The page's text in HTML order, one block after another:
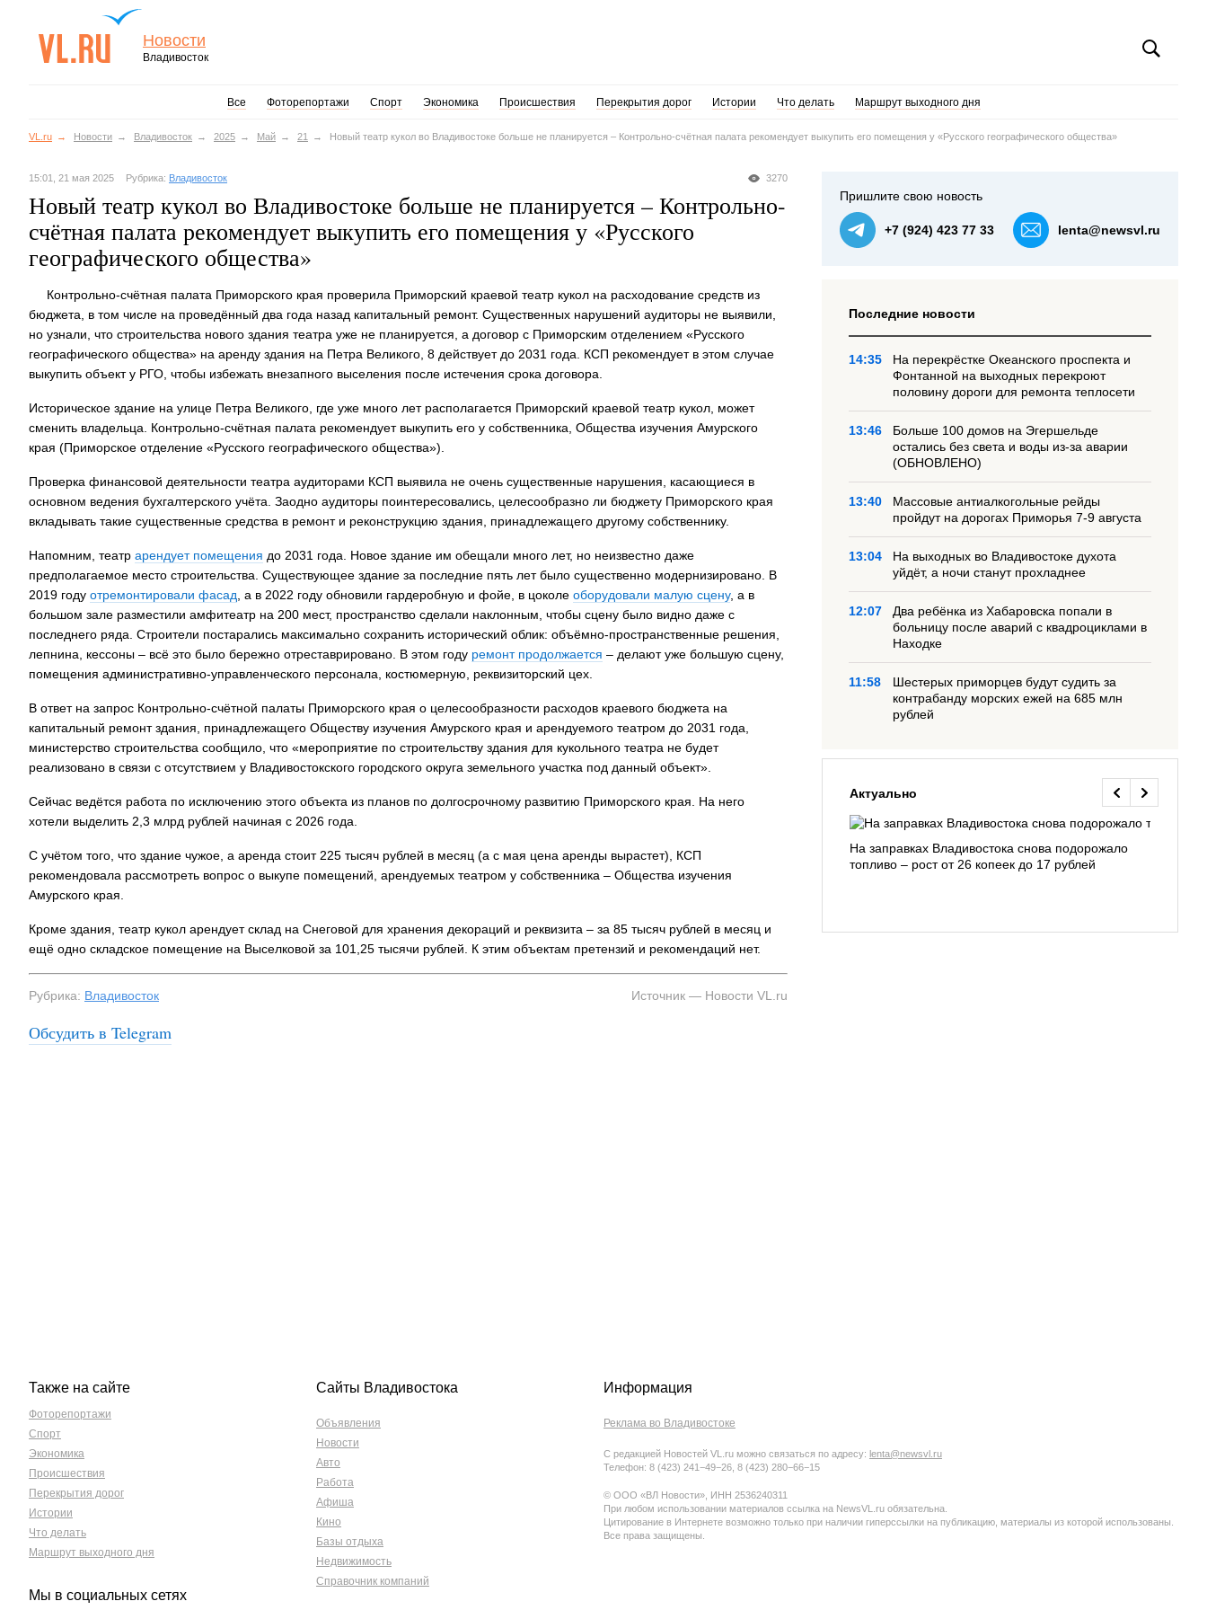
Новости
Владивосток
Все Фоторепортажи Спорт Экономика Происшествия Перекрытия дорог Истории Что делать Маршрут выходного дня
VL.ru Новости Владивосток 2025 Май 21 Новый театр кукол во Владивостоке больше не планируется – Контрольно-счётная палата рекомендует выкупить его помещения у «Русского географического общества»
3270
15:01, 21 мая 2025 Рубрика: Владивосток
Новый театр кукол во Владивостоке больше не планируется – Контрольно-
счётная палата рекомендует выкупить его помещения у «Русского
географического общества»
Контрольно-счётная палата Приморского края проверила Приморский краевой театр кукол на расходование средств из
бюджета, в том числе на проведённый два года назад капитальный ремонт. Существенных нарушений аудиторы не выявили,
но узнали, что строительства нового здания театра уже не планируется, а договор с Приморским отделением «Русского
географического общества» на аренду здания на Петра Великого, 8 действует до 2031 года. КСП рекомендует в этом случае
выкупить объект у РГО, чтобы избежать внезапного выселения после истечения срока договора.
Историческое здание на улице Петра Великого, где уже много лет располагается Приморский краевой театр кукол, может
сменить владельца. Контрольно-счётная палата рекомендует выкупить его у собственника, Общества изучения Амурского
края (Приморское отделение «Русского географического общества»).
Проверка финансовой деятельности театра аудиторами КСП выявила не очень существенные нарушения, касающиеся в
основном ведения бухгалтерского учёта. Заодно аудиторы поинтересовались, целесообразно ли бюджету Приморского края
вкладывать такие существенные средства в ремонт и реконструкцию здания, принадлежащего другому собственнику.
Напомним, театр арендует помещения до 2031 года. Новое здание им обещали много лет, но неизвестно даже
предполагаемое место строительства. Существующее здание за последние пять лет было существенно модернизировано. В
2019 году отремонтировали фасад , а в 2022 году обновили гардеробную и фойе, в цоколе оборудовали малую сцену, а в
большом зале разместили амфитеатр на 200 мест, пространство сделали наклонным, чтобы сцену было видно даже с
последнего ряда. Строители постарались максимально сохранить исторический облик: объёмно-пространственные решения,
лепнина, кессоны – всё это было бережно отреставрировано. В этом году ремонт продолжается – делают уже большую сцену,
помещения административно-управленческого персонала, костюмерную, реквизиторский цех.
В ответ на запрос Контрольно-счётной палаты Приморского края о целесообразности расходов краевого бюджета на
капитальный ремонт здания, принадлежащего Обществу изучения Амурского края и арендуемого театром до 2031 года,
министерство строительства сообщило, что «мероприятие по строительству здания для кукольного театра не будет
реализовано в связи с отсутствием у Владивостокского городского округа земельного участка под данный объект».
Сейчас ведётся работа по исключению этого объекта из планов по долгосрочному развитию Приморского края. На него
хотели выделить 2,3 млрд рублей начиная с 2026 года.
С учётом того, что здание чужое, а аренда стоит 225 тысяч рублей в месяц (а с мая цена аренды вырастет), КСП
рекомендовала рассмотреть вопрос о выкупе помещений, арендуемых театром у собственника – Общества изучения
Амурского края.
Кроме здания, театр кукол арендует склад на Снеговой для хранения декораций и реквизита – за 85 тысяч рублей в месяц и
ещё одно складское помещение на Выселковой за 101,25 тысячи рублей. К этим объектам претензий и рекомендаций нет.
Рубрика: Владивосток Источник — Новости VL.ru
Обсудить в Telegram
Пришлите свою новость
+7 (924) 423 77 33 lenta@newsvl.ru
Последние новости
14:35
На перекрёстке Океанского проспекта и
Фонтанной на выходных перекроют
половину дороги для ремонта теплосети
13:46
Больше 100 домов на Эгершельде
остались без света и воды из-за аварии
(ОБНОВЛЕНО)
13:40
Массовые антиалкогольные рейды
пройдут на дорогах Приморья 7-9 августа
13:04
На выходных во Владивостоке духота
уйдёт, а ночи станут прохладнее
12:07
Два ребёнка из Хабаровска попали в
больницу после аварий с квадроциклами в
Находке
11:58
Шестерых приморцев будут судить за
контрабанду морских ежей на 685 млн
рублей
Актуально
На заправках Владивостока снова подорожало
топливо – рост от 26 копеек до 17 рублей
Также на сайте
Фоторепортажи
Спорт
Экономика
Происшествия
Перекрытия дорог
Истории
Что делать
Маршрут выходного дня
Мы в социальных сетях
Сайты Владивостока
Объявления
Новости
Авто
Работа
Афиша
Кино
Базы отдыха
Недвижимость
Справочник компаний
Информация
Реклама во Владивостоке
С редакцией Новостей VL.ru можно связаться по адресу: lenta@newsvl.ru
Телефон: 8 (423) 241−49−26, 8 (423) 280−66−15
© ООО «ВЛ Новости», ИНН 2536240311
При любом использовании материалов ссылка на NewsVL.ru обязательна.
Цитирование в Интернете возможно только при наличии гиперссылки на публикацию, материалы из которой использованы.
Все права защищены.